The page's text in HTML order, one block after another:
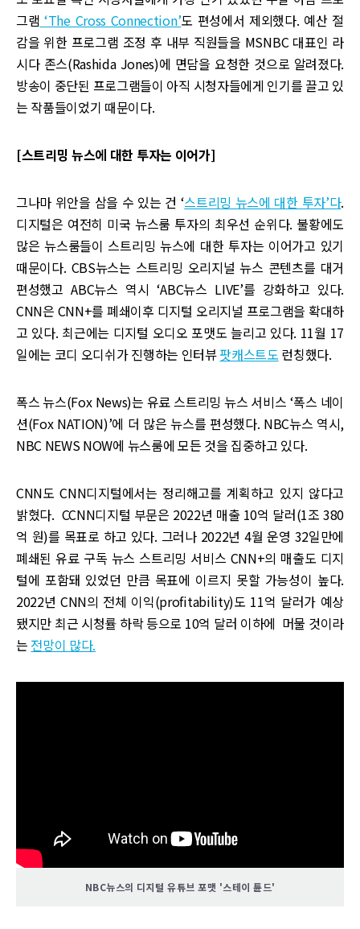
그램 ‘The Cross Connection’도 편성에서 제외했다. 예산 절
감을 위한 프로그램 조정 후 내부 직원들을 MSNBC 대표인 라
시다 존스(Rashida Jones)에 면담을 요청한 것으로 알려졌다.
방송이 중단된 프로그램들이 아직 시청자들에게 인기를 끌고 있
는 작품들이었기 때문이다.
[스트리밍 뉴스에 대한 투자는 이어가]
그나마 위안을 삼을 수 있는 건 ‘스트리밍 뉴스에 대한 투자’다.
디지털은 여전히 미국 뉴스룸 투자의 최우선 순위다. 불황에도
많은 뉴스룸들이 스트리밍 뉴스에 대한 투자는 이어가고 있기
때문이다. CBS뉴스는 스트리밍 오리지널 뉴스 콘텐츠를 대거
편성했고 ABC뉴스 역시 ‘ABC뉴스 LIVE’를 강화하고 있다.
CNN은 CNN+를 폐쇄이후 디지털 오리지널 프로그램을 확대하
고 있다. 최근에는 디지털 오디오 포맷도 늘리고 있다. 11월 17
일에는 코디 오디쉬가 진행하는 인터뷰팟캐스트도 런칭했다.
폭스 뉴스(Fox News)는 유료 스트리밍 뉴스 서비스 ‘폭스 네이
션(Fox NATION)’에 더 많은 뉴스를 편성했다. NBC뉴스 역시,
NBC NEWS NOW에 뉴스룸에 모든 것을 집중하고 있다.
CNN도 CNN디지털에서는 정리해고를 계획하고 있지 않다고
밝혔다. CCNN디지털 부문은 2022년 매출 10억 달러(1조 380
억 원)를 목표로 하고 있다. 그러나 2022년 4월 운영 32일만에
폐쇄된 유료 구독 뉴스 스트리밍 서비스 CNN+의 매출도 디지
털에 포함돼 있었던 만큼 목표에 이르지 못할 가능성이 높다.
2022년 CNN의 전체 이익(profitability)도 11억 달러가 예상
됐지만 최근 시청률 하락 등으로 10억 달러 이하에 머물 것이라
는 전망이 많다.
NBC뉴스의 디지털 유튜브 포맷 '스테이 튠드'